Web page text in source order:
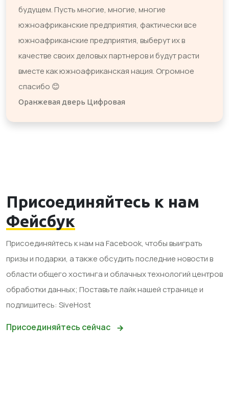
будущем. Пусть многие, многие, многие
южноафриканские предприятия, фактически все
южноафриканские предприятия, выберут их в
качестве своих деловых партнеров и будут расти
вместе как южноафриканская нация. Огромное
спасибо 😊
Оранжевая дверь Цифровая
Присоединяйтесь к нам
Фейсбук
Присоединяйтесь к нам на Facebook, чтобы выиграть
призы и подарки, а также обсудить последние новости в
области общего хостинга и облачных технологий центров
обработки данных; Поставьте лайк нашей странице и
подпишитесь: SiveHost
Присоединяйтесь сейчас